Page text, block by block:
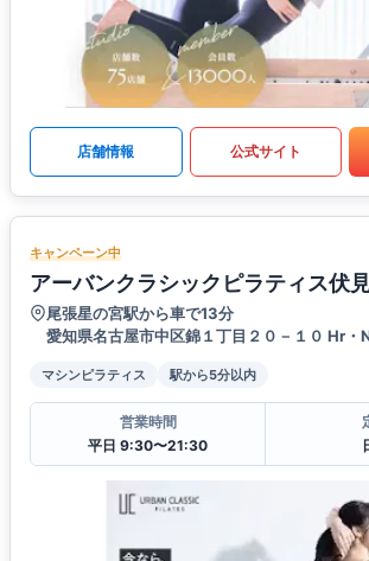
店舗情報 公式サイト
キャンペーン中
アーバンクラシックピラティス伏
尾張星の宮駅から車で13分
愛知県名古屋市中区錦１丁目２０－１０ Hr・
マシンピラティス 駅から5分以内
営業時間
平日 9:30〜21:30